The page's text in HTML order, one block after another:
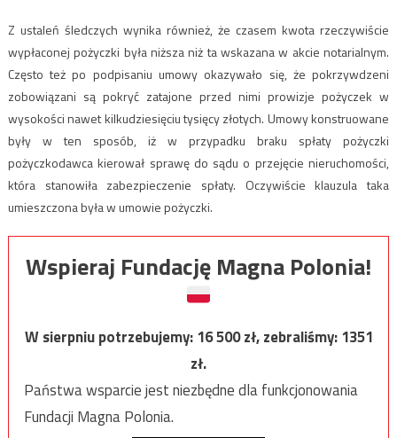
Z ustaleń śledczych wynika również, że czasem kwota rzeczywiście
wypłaconej pożyczki była niższa niż ta wskazana w akcie notarialnym.
Często też po podpisaniu umowy okazywało się, że pokrzywdzeni
zobowiązani są pokryć zatajone przed nimi prowizje pożyczek w
wysokości nawet kilkudziesięciu tysięcy złotych. Umowy konstruowane
były w ten sposób, iż w przypadku braku spłaty pożyczki
pożyczkodawca kierował sprawę do sądu o przejęcie nieruchomości,
która stanowiła zabezpieczenie spłaty. Oczywiście klauzula taka
umieszczona była w umowie pożyczki.
Wspieraj Fundację Magna Polonia!
W sierpniu potrzebujemy:16 500zł, zebraliśmy:1351
zł.
Państwa wsparcie jest niezbędne dla funkcjonowania
Fundacji Magna Polonia.